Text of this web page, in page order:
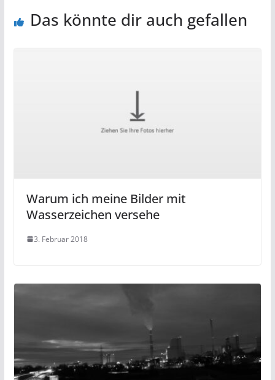
Das könnte dir auch gefallen
Warum ich meine Bilder mit
Wasserzeichen versehe
3. Februar 2018